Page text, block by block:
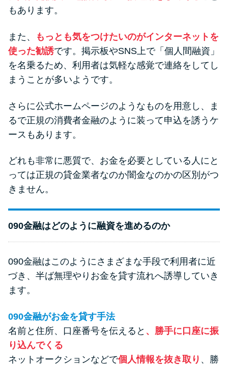
もあります。
また、
もっとも気をつけたいのがインターネットを
使った勧誘です。掲示板やSNS上で「個人間融資」
を名乗るため、利用者は気軽な感覚で連絡をしてし
まうことが多いようです。
さらに公式ホームページのようなものを用意し、ま
るで正規の消費者金融のように装って申込を誘うケ
ースもあります。
どれも非常に悪質で、お金を必要としている人にと
っては正規の貸金業者なのか闇金なのかの区別がつ
きません。
090金融はどのように融資を進めるのか
090金融はこのようにさまざまな手段で利用者に近
づき、半ば無理やりお金を貸す流れへ誘導していき
ます。
090金融がお金を貸す手法
名前と住所、口座番号を伝えると 、勝手に口座に振
り込んでくる
ネットオークションなどで個人情報を抜き取り 、勝